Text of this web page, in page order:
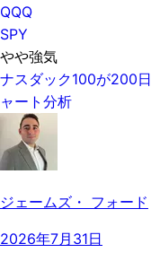
QQQ
SPY
やや強気
ナスダック100が200
ャート分析
ジェームズ・ フォード
2026年7月31日